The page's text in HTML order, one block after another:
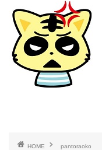
HOME pantoraoko